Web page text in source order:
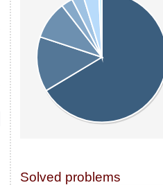
Solved problems